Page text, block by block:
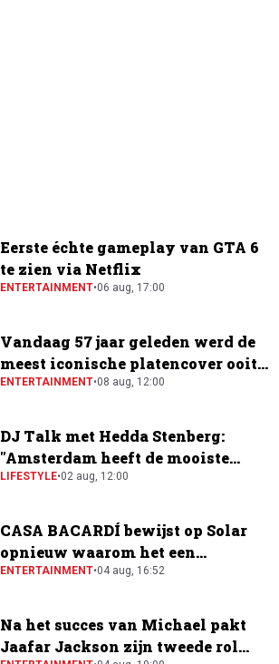
Eerste échte gameplay van GTA 6
te zien via Netflix
ENTERTAINMENT•06 aug, 17:00
Vandaag 57 jaar geleden werd de
meest iconische platencover ooit
gemaakt
ENTERTAINMENT•08 aug, 12:00
DJ Talk met Hedda Stenberg:
"Amsterdam heeft de mooiste
festivalscene van Europa"
LIFESTYLE•02 aug, 12:00
CASA BACARDÍ bewijst op Solar
opnieuw waarom het een
festivalfavoriet is
ENTERTAINMENT•04 aug, 16:52
Na het succes van Michael pakt
Jaafar Jackson zijn tweede rol